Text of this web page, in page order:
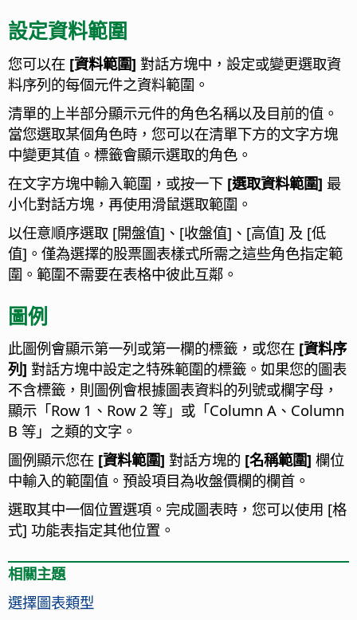
設定資料範圍
您可以在 [資料範圍] 對話方塊中，設定或變更選取資
料序列的每個元件之資料範圍。
清單的上半部分顯示元件的角色名稱以及目前的值。
當您選取某個角色時，您可以在清單下方的文字方塊
中變更其值。標籤會顯示選取的角色。
在文字方塊中輸入範圍，或按一下 [選取資料範圍] 最
小化對話方塊，再使用滑鼠選取範圍。
以任意順序選取 [開盤值]、[收盤值]、[高值] 及 [低
值]。僅為選擇的股票圖表樣式所需之這些角色指定範
圍。範圍不需要在表格中彼此互鄰。
圖例
此圖例會顯示第一列或第一欄的標籤，或您在 [資料序
列] 對話方塊中設定之特殊範圍的標籤。如果您的圖表
不含標籤，則圖例會根據圖表資料的列號或欄字母，
顯示「Row 1、Row 2 等」或「Column A、Column
B 等」之類的文字。
圖例顯示您在 [資料範圍] 對話方塊的 [名稱範圍] 欄位
中輸入的範圍值。預設項目為收盤價欄的欄首。
選取其中一個位置選項。完成圖表時，您可以使用 [格
式] 功能表指定其他位置。
相關主題
選擇圖表類型